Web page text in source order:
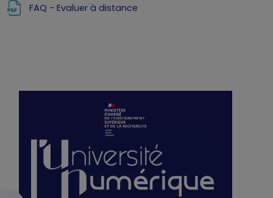
FAQ - Evaluer à distance